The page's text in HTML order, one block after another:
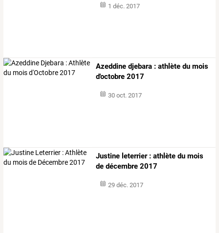
1 déc. 2017
Azeddine djebara : athlète du mois
d'octobre 2017
30 oct. 2017
Justine leterrier : athlète du mois
de décembre 2017
29 déc. 2017